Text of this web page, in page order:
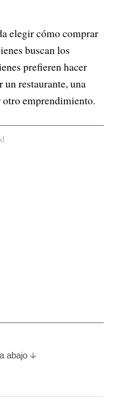
elegir cómo comprar
buscan los
prefieren hacer
un restaurante, una
emprendimiento.
abajo